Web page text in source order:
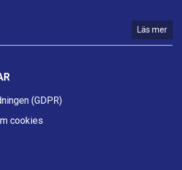
Läs mer
(GDPR)
cookies